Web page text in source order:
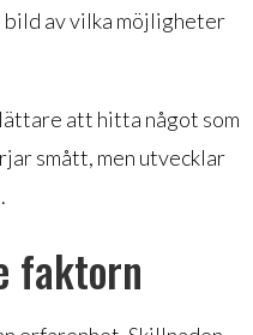
bild av vilka möjligheter
att hitta något som
smått, men utvecklar
faktorn